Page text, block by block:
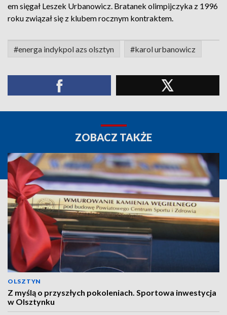
em sięgał Leszek Urbanowicz. Bratanek olimpijczyka z 1996
roku związał się z klubem rocznym kontraktem.
#energa indykpol azs olsztyn #karol urbanowicz
ZOBACZ TAKŻE
OLSZTYN
Z myślą o przyszłych pokoleniach. Sportowa inwestycja
w Olsztynku